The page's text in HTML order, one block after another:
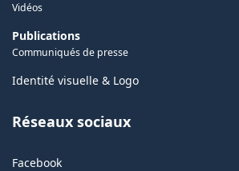
Vidéos
Publications
Communiqués de presse
Identité visuelle & Logo
Réseaux sociaux
Facebook